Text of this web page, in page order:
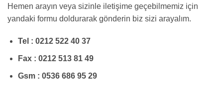
Hemen arayın veya sizinle iletişime geçebilmemiz için
yandaki formu doldurarak gönderin biz sizi arayalım.
Tel : 0212 522 40 37
Fax : 0212 513 81 49
Gsm : 0536 686 95 29